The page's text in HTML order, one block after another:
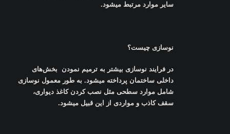
سایر موارد مرتبط میشود.
نوسازی چیست؟
در فرایند نوسازی بیشتر به ترمیم نمودن بخش‌های
داخلی ساختمان پرداخته میشود. به طور معمول نوسازی
شامل موارد سطحی مثل نصب کردن کاغذ دیواری،
سقف کاذب و مواردی از این قبیل میشود.